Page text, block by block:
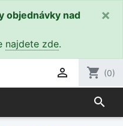
objednávky nad
najdete zde.
×
 shopping_cart (0)
search